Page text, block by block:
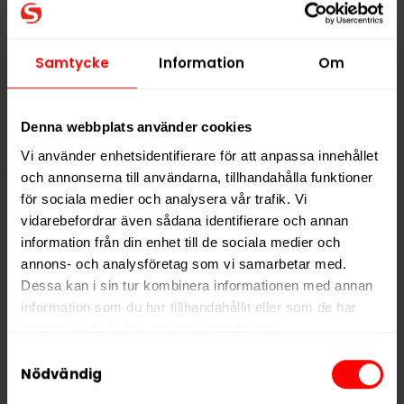
Samtycke Information Om
Denna webbplats använder cookies
Vi använder enhetsidentifierare för att anpassa innehållet
och annonserna till användarna, tillhandahålla funktioner
för sociala medier och analysera vår trafik. Vi
vidarebefordrar även sådana identifierare och annan
information från din enhet till de sociala medier och
annons- och analysföretag som vi samarbetar med.
Dessa kan i sin tur kombinera informationen med annan
information som du har tillhandahållit eller som de har
We work with
who may receive and
Nödvändig
Denna produkt innehåller
nikotin som är ett mycket
beroendeframkallande ämne.